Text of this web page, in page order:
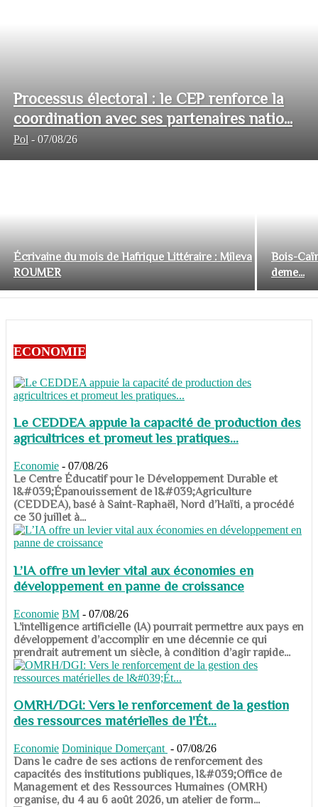
Processus électoral : le CEP renforce la
coordination avec ses partenaires natio...
Pol - 07/08/26
Écrivaine du mois de Hafrique Littéraire : Mileva
ROUMER
Bois-
deme...
ECONOMIE
Le CEDDEA appuie la capacité de production des
agricultrices et promeut les pratiques...
Economie - 07/08/26
​​​​​​​Le Centre Éducatif pour le Développement Durable et
l&#039;Épanouissement de l&#039;Agriculture
(CEDDEA), basé à Saint-Raphaël, Nord d’Haïti, a procédé
ce 30 juillet à...
L’IA offre un levier vital aux économies en
développement en panne de croissance
Economie BM - 07/08/26
​​​​​​​L’intelligence artificielle (IA) pourrait permettre aux pays en
développement d’accomplir en une décennie ce qui
prendrait autrement un siècle, à condition d’agir rapide...
OMRH/DGI: Vers le renforcement de la gestion
des ressources matérielles de l'Ét...
Economie Dominique Domerçant - 07/08/26
Dans le cadre de ses actions de renforcement des
capacités des institutions publiques, l&#039;Office de
Management et des Ressources Humaines (OMRH)
organise, du 4 au 6 août 2026, un atelier de form...